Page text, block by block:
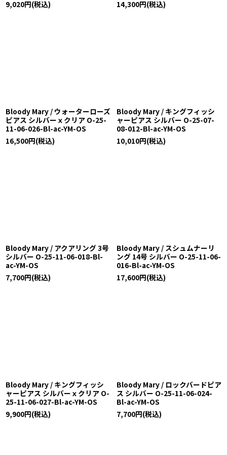
9,020円(税込) 14,300円(税込)
Bloody Mary / ウォーターローズ
ピアス シルバーｘクリア O-25-
11-06-026-Bl-ac-YM-OS
16,500円(税込)
Bloody Mary / キングフィッシ
ャーピアス シルバー O-25-07-
08-012-Bl-ac-YM-OS
10,010円(税込)
Bloody Mary / アクアリング 3号
シルバー O-25-11-06-018-Bl-
ac-YM-OS
7,700円(税込)
Bloody Mary / スシュムナーリ
ング 14号 シルバー O-25-11-06-
016-Bl-ac-YM-OS
17,600円(税込)
Bloody Mary / キングフィッシ
ャーピアス シルバーｘクリア O-
25-11-06-027-Bl-ac-YM-OS
9,900円(税込)
Bloody Mary / ロックバードピア
ス シルバー O-25-11-06-024-
Bl-ac-YM-OS
7,700円(税込)